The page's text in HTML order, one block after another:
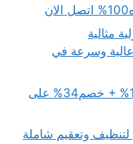
مثالية
عالية وسرعة في
تكسير جدران بالرياض بضمان100% + خصم34% على
بـ33%خصم لتنظيف وتعقيم شاملة